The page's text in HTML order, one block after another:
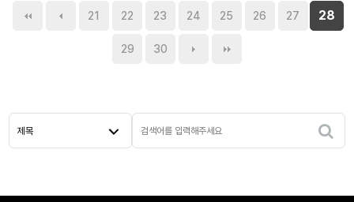
21 22 23 24 25 26 27 28
29 30